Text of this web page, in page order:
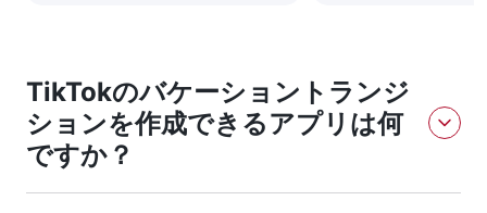
TikTokのバケーショントランジ
ションを作成できるアプリは何
ですか？